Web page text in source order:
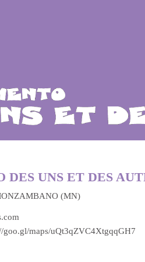
UNS ET DES
(MN)
goo.gl/maps/uQt3qZVC4XtgqqGH7